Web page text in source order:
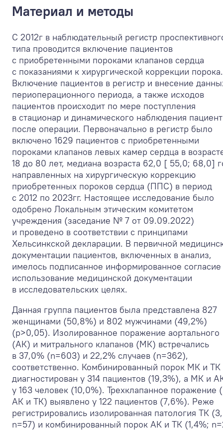
Материал и методы
С 2012г в наблюдательный регистр
типа проводится включение пациентов
с приобретенными пороками клапанов сердца
с показаниями к хирургической коррекции порока.
Включение пациентов в регистр и внесение
периоперационного периода, а также исходов
пациентов происходит по мере поступления
в стационар и динамического наблюдения
после операции. Первоначально в регистр было
включено 1629 пациентов с приобретенными
пороками клапанов левых камер сердца в
18 до 80 лет, медиана возраста 62,0 [ 55,0; 68,0]
направленных на хирургическую коррекцию
приобретенных пороков сердца (ППС) в период
с 2012 по 2023гг. Настоящее исследование было
одобрено Локальным этическим комитетом
учреждения (заседание № 7 от 09.09.2022)
и проведено в соответствии с принципами
Хельсинкской декларации. В первичной
документации пациентов, включенных в анализ,
имелось подписанное информированное согласие
использование медицинской документации
в исследовательских целях.
Данная группа пациентов была представлена 827
женщинами (50,8%) и 802 мужчинами (49,2%)
(p>0,05). Изолированное поражение аортального
(АК) и митрального клапанов (МК) встречались
в 37,0% (n=603) и 22,2% случаев (n=362),
соответственно. Комбинированный порок МК и ТК
диагностирован у 314 пациентов (19,3%), а МК и
у 163 человек (10,0%). Трехклапанное поражение
АК и ТК) выявлено у 122 пациентов (7,6%). Реже
регистрировались изолированная патология ТК
n=57) и комбинированный порок АК и ТК (1,4%;